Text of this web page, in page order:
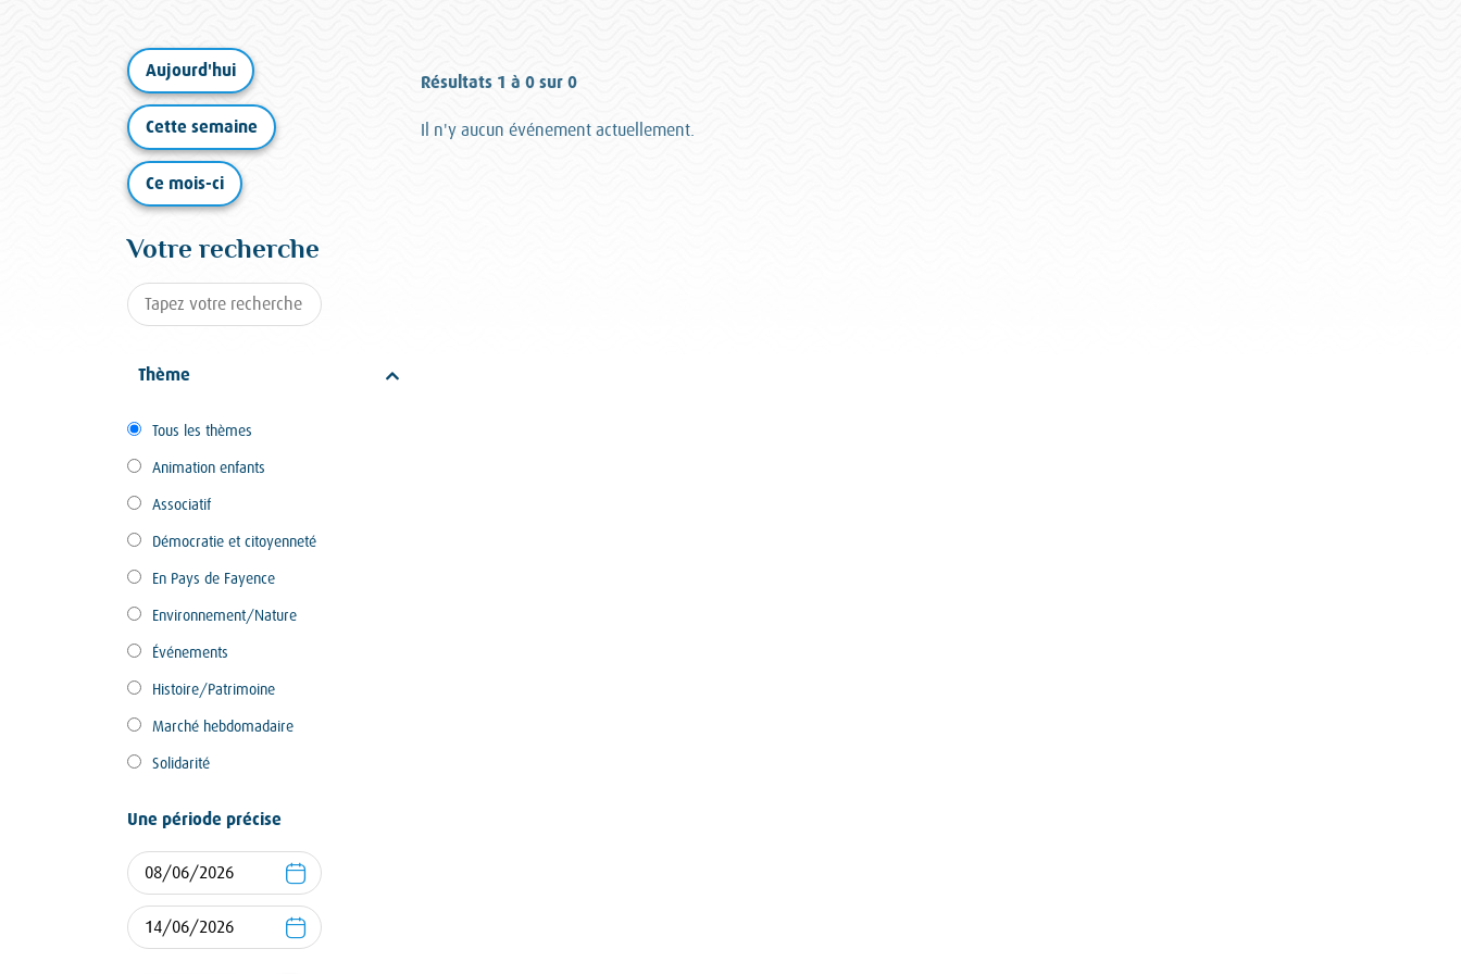
Aujourd'hui
Cette semaine
Ce mois-ci
Votre recherche
Thème
Tous les thèmes
Animation enfants
Associatif
Démocratie et citoyenneté
En Pays de Fayence
Environnement/Nature
Événements
Histoire/Patrimoine
Marché hebdomadaire
Solidarité
Une période précise
Résultats 1 à 0 sur 0
Il n'y aucun événement actuellement.